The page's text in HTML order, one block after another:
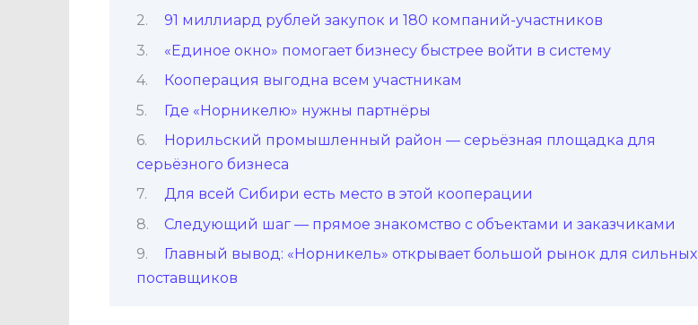
91 миллиард рублей закупок и 180 компаний-участников
«Единое окно» помогает бизнесу быстрее войти в систему
Кооперация выгодна всем участникам
Где «Норникелю» нужны партнёры
Норильский промышленный район — серьёзная площадка для
серьёзного бизнеса
Для всей Сибири есть место в этой кооперации
Следующий шаг — прямое знакомство с объектами и заказчиками
Главный вывод: «Норникель» открывает большой рынок для сильных
поставщиков